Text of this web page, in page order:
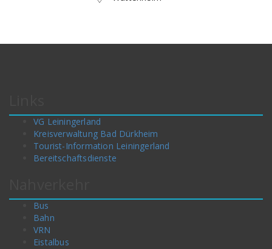
VG Leiningerland
Kreisverwaltung Bad Dürkheim
Tourist-Information Leiningerland
Bereitschaftsdienste
Bus
Bahn
VRN
Eistalbus